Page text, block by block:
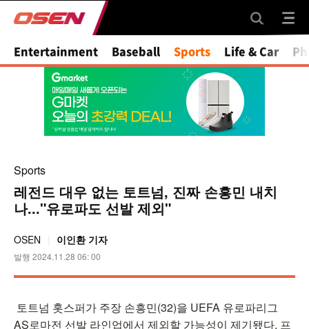
Mute
Entertainment Baseball Sports Life & Car
Sports
레전드 대우 없는 토트넘, 진짜 손흥민 내치
나..."유로파도 선발 제외"
OSEN 이인환 기자
발행 2024.11.28 06: 00
토트넘 홋스퍼가 주장 손흥민(32)을 UEFA 유로파리그
AS로마전 선발 라인업에서 제외할 가능성이 제기됐다. 프